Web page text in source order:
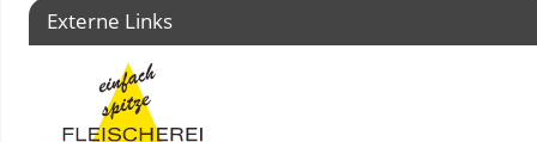
Externe Links